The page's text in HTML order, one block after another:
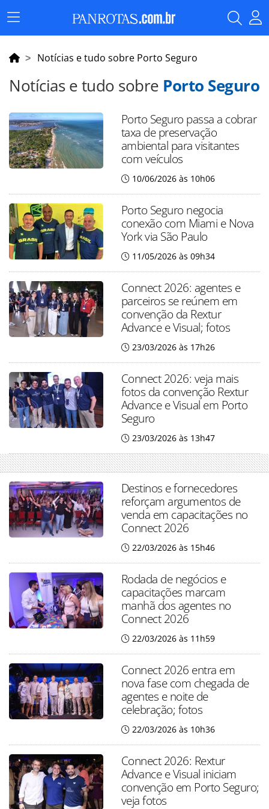
Menu
Principal
Notícias e tudo sobre Porto Seguro
Notícias e tudo sobre Porto Seguro
Porto Seguro passa a cobrar
taxa de preservação
ambiental para visitantes
com veículos
10/06/2026 às 10h06
Porto Seguro negocia
conexão com Miami e Nova
York via São Paulo
11/05/2026 às 09h34
Connect 2026: agentes e
parceiros se reúnem em
convenção da Rextur
Advance e Visual; fotos
23/03/2026 às 17h26
Connect 2026: veja mais
fotos da convenção Rextur
Advance e Visual em Porto
Seguro
23/03/2026 às 13h47
Destinos e fornecedores
reforçam argumentos de
venda em capacitações no
Connect 2026
22/03/2026 às 15h46
Rodada de negócios e
capacitações marcam
manhã dos agentes no
Connect 2026
22/03/2026 às 11h59
Connect 2026 entra em
nova fase com chegada de
agentes e noite de
celebração; fotos
22/03/2026 às 10h36
Connect 2026: Rextur
Advance e Visual iniciam
convenção em Porto Seguro;
veja fotos